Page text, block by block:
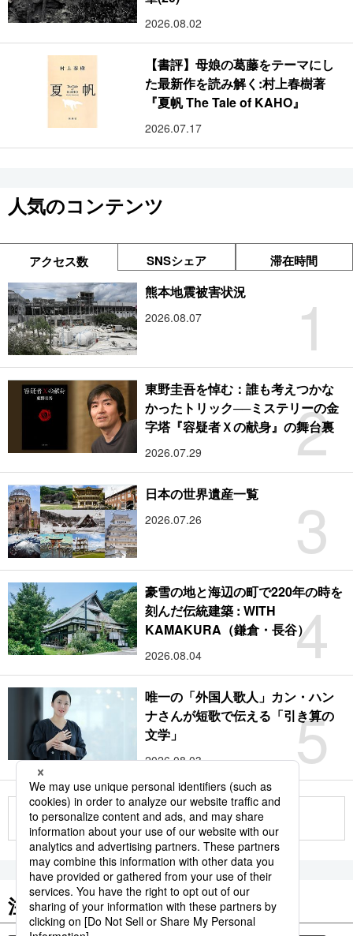
2026.08.02
【書評】母娘の葛藤をテーマにし
た最新作を読み解く:村上春樹著
『夏帆 The Tale of KAHO』
2026.07.17
人気のコンテンツ
アクセス数 SNSシェア 滞在時間
1
熊本地震被害状況
2026.08.07
2
東野圭吾を悼む：誰も考えつかな
かったトリック──ミステリーの金
字塔『容疑者Ｘの献身』の舞台裏
2026.07.29
3
日本の世界遺産一覧
2026.07.26
4
豪雪の地と海辺の町で220年の時を
刻んだ伝統建築 : WITH
KAMAKURA（鎌倉・長谷）
2026.08.04
5
唯一の「外国人歌人」カン・ハン
ナさんが短歌で伝える「引き算の
文学」
2026.08.03
もっと見る
注目のキーワード